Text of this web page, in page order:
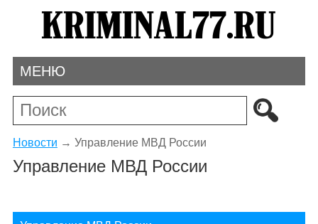
МЕНЮ
Новости → Управление МВД России
Управление МВД России